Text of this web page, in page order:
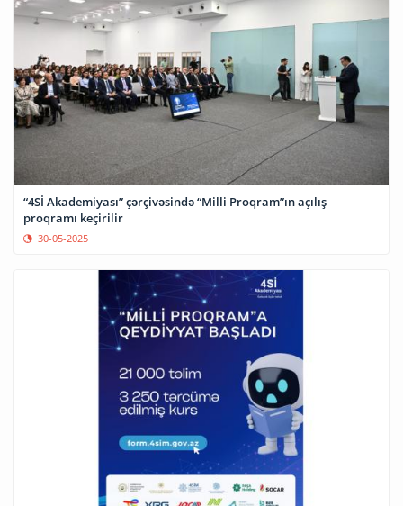
“4Sİ Akademiyası” çərçivəsində “Milli Proqram”ın açılış
proqramı keçirilir
30-05-2025